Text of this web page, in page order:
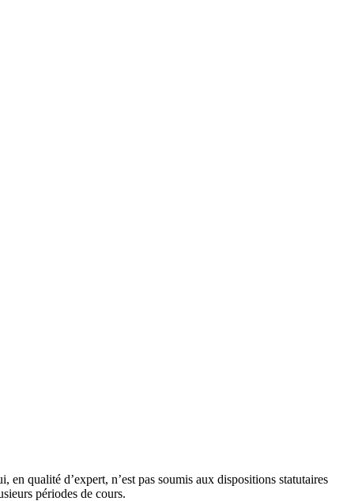
en qualité d’expert, n’est pas soumis aux dispositions statutaires
périodes de cours.